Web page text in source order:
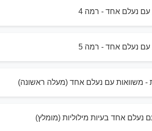
עם נעלם אחד - רמה 4
עם נעלם אחד - רמה 5
- משוואות עם נעלם אחד (מעלה ראשונה)
נעלם אחד בעיות מילוליות (מומלץ)